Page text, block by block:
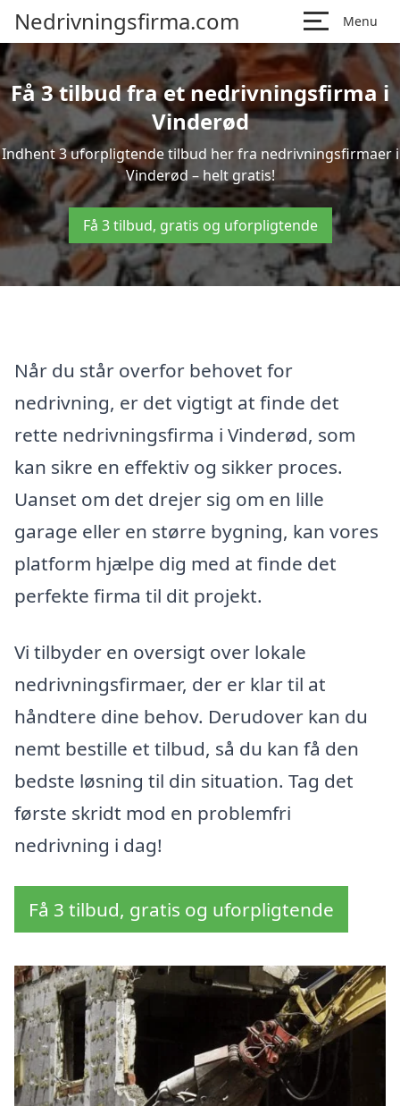
Nedrivningsfirma.com Menu
Få 3 tilbud fra et nedrivningsfirma i
Vinderød
Indhent 3 uforpligtende tilbud her fra nedrivningsfirmaer i
Vinderød – helt gratis!
Få 3 tilbud, gratis og uforpligtende
Når du står overfor behovet for
nedrivning, er det vigtigt at finde det
rette nedrivningsfirma i Vinderød, som
kan sikre en effektiv og sikker proces.
Uanset om det drejer sig om en lille
garage eller en større bygning, kan vores
platform hjælpe dig med at finde det
perfekte firma til dit projekt.
Vi tilbyder en oversigt over lokale
nedrivningsfirmaer, der er klar til at
håndtere dine behov. Derudover kan du
nemt bestille et tilbud, så du kan få den
bedste løsning til din situation. Tag det
første skridt mod en problemfri
nedrivning i dag!
Få 3 tilbud, gratis og uforpligtende